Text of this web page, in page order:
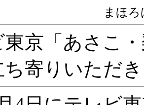
まほ
京「あさこ
ち寄りいただ